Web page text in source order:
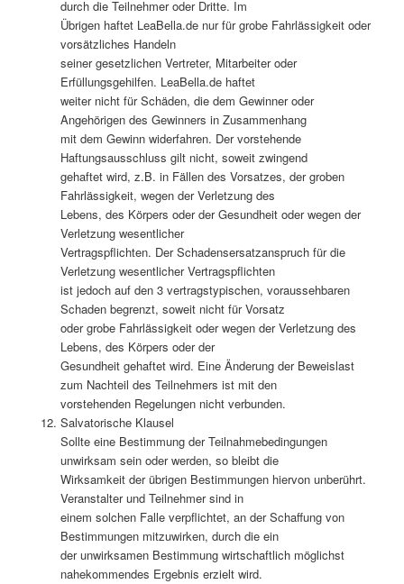
durch die Teilnehmer oder Dritte. Im
Übrigen haftet LeaBella.de nur für grobe Fahrlässigkeit oder
vorsätzliches Handeln
seiner gesetzlichen Vertreter, Mitarbeiter oder
Erfüllungsgehilfen. LeaBella.de haftet
weiter nicht für Schäden, die dem Gewinner oder
Angehörigen des Gewinners in Zusammenhang
mit dem Gewinn widerfahren. Der vorstehende
Haftungsausschluss gilt nicht, soweit zwingend
gehaftet wird, z.B. in Fällen des Vorsatzes, der groben
Fahrlässigkeit, wegen der Verletzung des
Lebens, des Körpers oder der Gesundheit oder wegen der
Verletzung wesentlicher
Vertragspflichten. Der Schadensersatzanspruch für die
Verletzung wesentlicher Vertragspflichten
ist jedoch auf den 3 vertragstypischen, voraussehbaren
Schaden begrenzt, soweit nicht für Vorsatz
oder grobe Fahrlässigkeit oder wegen der Verletzung des
Lebens, des Körpers oder der
Gesundheit gehaftet wird. Eine Änderung der Beweislast
zum Nachteil des Teilnehmers ist mit den
vorstehenden Regelungen nicht verbunden.
Salvatorische Klausel
Sollte eine Bestimmung der Teilnahmebedingungen
unwirksam sein oder werden, so bleibt die
Wirksamkeit der übrigen Bestimmungen hiervon unberührt.
Veranstalter und Teilnehmer sind in
einem solchen Falle verpflichtet, an der Schaffung von
Bestimmungen mitzuwirken, durch die ein
der unwirksamen Bestimmung wirtschaftlich möglichst
nahekommendes Ergebnis erzielt wird.